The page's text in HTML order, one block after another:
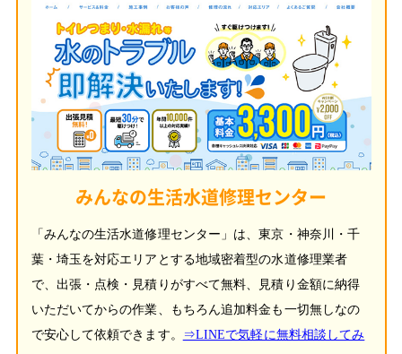
みんなの生活水道修理センター
「みんなの生活水道修理センター」は、東京・神奈川・千
葉・埼玉を対応エリアとする地域密着型の水道修理業者
で、出張・点検・見積りがすべて無料、見積り金額に納得
いただいてからの作業、もちろん追加料金も一切無しなの
で安心して依頼できます。
⇒LINEで気軽に無料相談してみ